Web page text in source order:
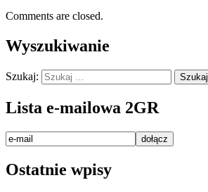
Comments are closed.
Wyszukiwanie
Szukaj:
Lista e-mailowa 2GR
Ostatnie wpisy